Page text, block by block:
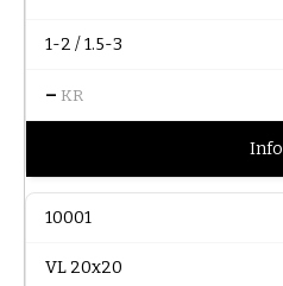
1-2 / 1.5-3
– KR
Info
10001
VL 20x20